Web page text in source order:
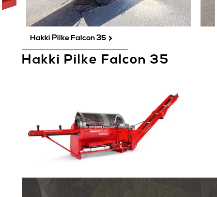

Hakki Pilke Falcon 35
Hakki Pilke Falcon 35